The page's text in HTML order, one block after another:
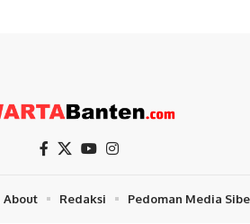
About Redaksi Pedoman Media